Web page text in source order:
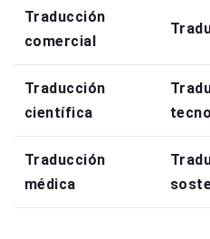
Traducción
comercial
Traducción
científica
Traducción
médica